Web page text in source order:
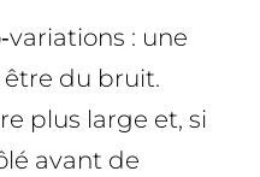
: une
du bruit.
plus large et, si
avant de